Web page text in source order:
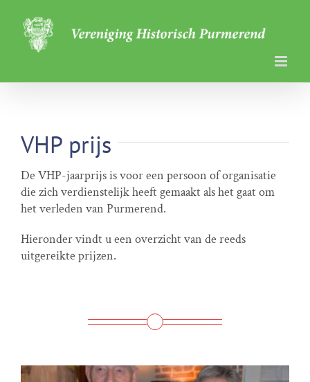
inhoud
VHP prijs
De VHP-jaarprijs is voor een persoon of organisatie
die zich verdienstelijk heeft gemaakt als het gaat om
het verleden van Purmerend.
Hieronder vindt u een overzicht van de reeds
uitgereikte prijzen.